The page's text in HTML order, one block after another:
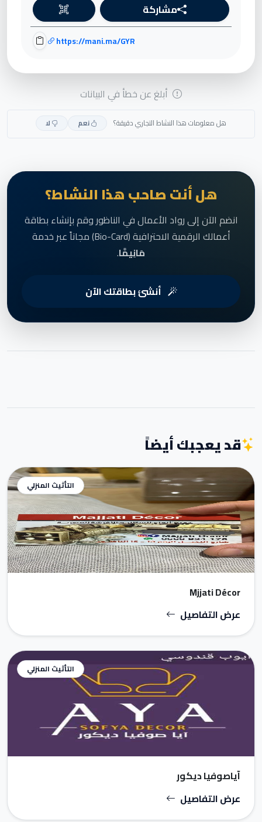
مشاركة
https://mani.ma/GYR
أبلغ عن خطأ في البيانات
هل معلومات هذا النشاط التجاري دقيقة؟ نعم لا
هل أنت صاحب هذا النشاط؟
انضم الآن إلى رواد الأعمال في الناظور وقم بإنشاء بطاقة
أعمالك الرقمية الاحترافية (Bio-Card) مجاناً عبر خدمة
مَانِيمَّا.
أنشئ بطاقتك الآن
قد يعجبك أيضاً
التأثيث المنزلي
Mjjati Décor
عرض التفاصيل
التأثيث المنزلي
آياصوفيا ديكور
عرض التفاصيل